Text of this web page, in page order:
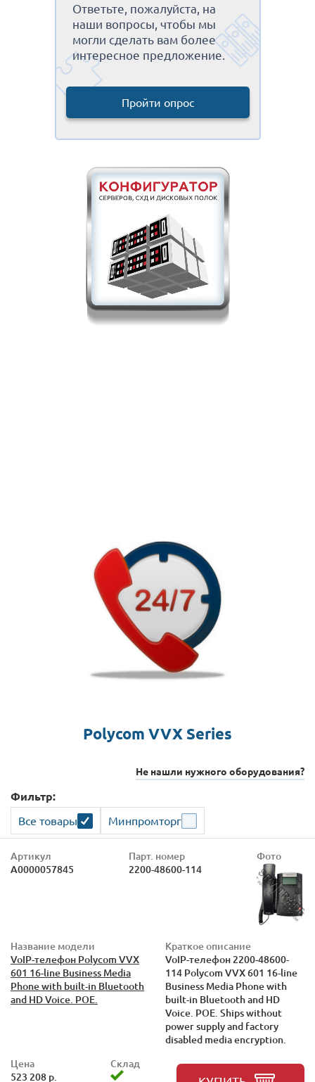
Ответьте, пожалуйста, на
наши вопросы, чтобы мы
могли сделать вам более
интересное предложение.
Пройти опрос
Polycom VVX Series
Не нашли нужного оборудования?
Фильтр:
Все товары Минпромторг
Артикул
А0000057845
Парт. номер
2200-48600-114
Фото
Название модели
VoIP-телефон Polycom VVX
601 16-line Business Media
Phone with built-in Bluetooth
and HD Voice. POE.
Краткое описание
VoIP-телефон 2200-48600-
114 Polycom VVX 601 16-line
Business Media Phone with
built-in Bluetooth and HD
Voice. POE. Ships without
power supply and factory
disabled media encryption.
Цена
523 208 р.
Склад